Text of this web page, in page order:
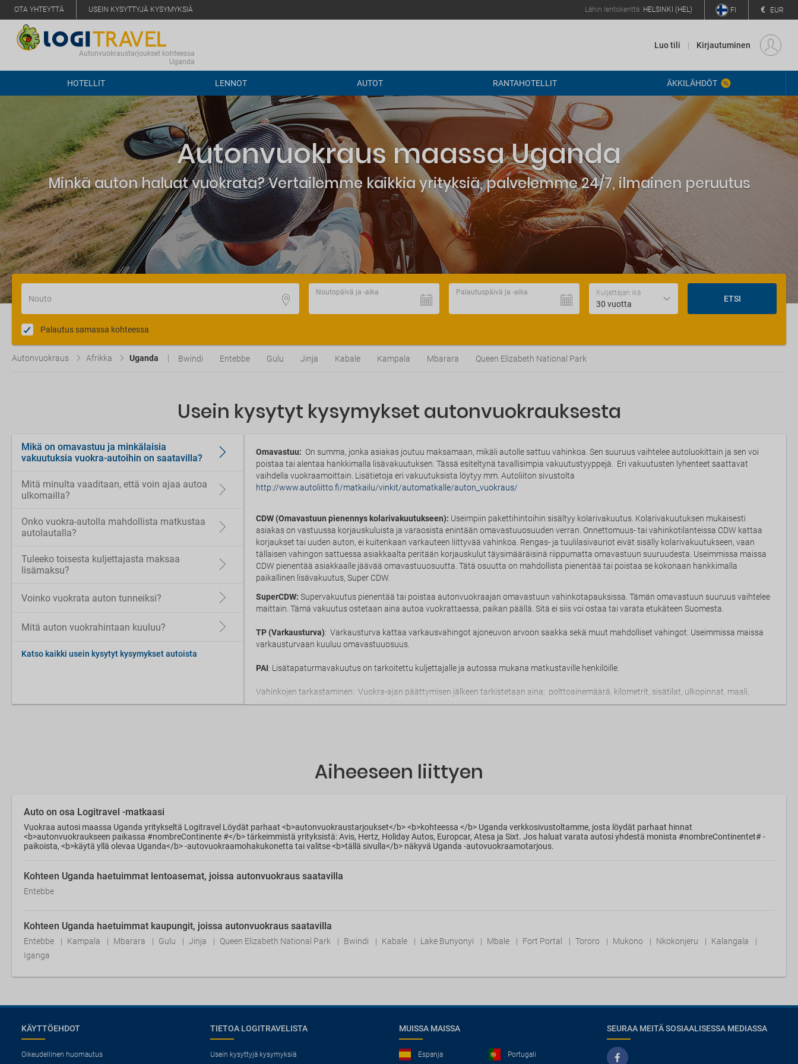
OTA YHTEYTTÄ USEIN KYSYTTYJÄ KYSYMYKSIÄ Lähin lentokenttä HELSINKI (HEL) FI € EUR
Autonvuokraustarjoukset kohteessa
Uganda
Luo tili Kirjautuminen
HOTELLIT LENNOT AUTOT RANTAHOTELLIT ÄKKILÄHDÖT
Autonvuokraus maassa Uganda
Minkä auton haluat vuokrata? Vertailemme kaikkia yrityksiä, palvelemme 24/7, ilmainen peruutus
Nouto
Noutopäivä ja -aika Palautuspäivä ja -aika Kuljettajan ikä
30 vuotta
ETSI
Palautus samassa kohteessa
Autonvuokraus Afrikka Uganda Bwindi Entebbe Gulu Jinja Kabale Kampala Mbarara Queen Elizabeth National Park
Usein kysytyt kysymykset autonvuokrauksesta
Mikä on omavastuu ja minkälaisia
vakuutuksia vuokra-autoihin on saatavilla?
Mitä minulta vaaditaan, että voin ajaa autoa
ulkomailla?
Onko vuokra-autolla mahdollista matkustaa
autolautalla?
Tuleeko toisesta kuljettajasta maksaa
lisämaksu?
Voinko vuokrata auton tunneiksi?
Mitä auton vuokrahintaan kuuluu?
Katso kaikki usein kysytyt kysymykset autoista
Omavastuu: On summa, jonka asiakas joutuu maksamaan, mikäli autolle sattuu vahinkoa. Sen suuruus vaihtelee autoluokittain ja sen voi
poistaa tai alentaa hankkimalla lisävakuutuksen. Tässä esiteltynä tavallisimpia vakuutustyyppejä. Eri vakuutusten lyhenteet saattavat
vaihdella vuokraamoittain. Lisätietoja eri vakuutuksista löytyy mm. Autoliiton sivustolta
http://www.autoliitto.fi/matkailu/vinkit/automatkalle/auton_vuokraus/
CDW (Omavastuun pienennys kolarivakuutukseen): Useimpiin pakettihintoihin sisältyy kolarivakuutus. Kolarivakuutuksen mukaisesti
asiakas on vastuussa korjauskuluista ja varaosista enintään omavastuuosuuden verran. Onnettomuus- tai vahinkotilanteissa CDW kattaa
korjaukset tai uuden auton, ei kuitenkaan varkauteen liittyvää vahinkoa. Rengas- ja tuulilasivauriot eivät sisälly kolarivakuutukseen, vaan
tällaisen vahingon sattuessa asiakkaalta peritään korjauskulut täysimääräisinä riippumatta omavastuun suuruudesta. Useimmissa maissa
CDW pienentää asiakkaalle jäävää omavastuuosuutta. Tätä osuutta on mahdollista pienentää tai poistaa se kokonaan hankkimalla
paikallinen lisävakuutus, Super CDW.
SuperCDW: Supervakuutus pienentää tai poistaa autonvuokraajan omavastuun vahinkotapauksissa. Tämän omavastuun suuruus vaihtelee
maittain. Tämä vakuutus ostetaan aina autoa vuokrattaessa, paikan päällä. Sitä ei siis voi ostaa tai varata etukäteen Suomesta.
TP (Varkausturva): Varkausturva kattaa varkausvahingot ajoneuvon arvoon saakka sekä muut mahdolliset vahingot. Useimmissa maissa
varkausturvaan kuuluu omavastuuosuus.
PAI: Lisätapaturmavakuutus on tarkoitettu kuljettajalle ja autossa mukana matkustaville henkilöille.
Vahinkojen tarkastaminen: Vuokra-ajan päättymisen jälkeen tarkistetaan aina; polttoainemäärä, kilometrit, sisätilat, ulkopinnat, maali,
varusteet jne., ja näin varmistutaan, ettei vahinkoja ole syntynyt.
Aiheeseen liittyen
Auto on osa Logitravel -matkaasi
Vuokraa autosi maassa Uganda yritykseltä Logitravel Löydät parhaat <b>autonvuokraustarjoukset</b> <b>kohteessa </b> Uganda verkkosivustoltamme, josta löydät parhaat hinnat
<b>autonvuokraukseen paikassa #nombreContinente #</b> tärkeimmistä yrityksistä: Avis, Hertz, Holiday Autos, Europcar, Atesa ja Sixt. Jos haluat varata autosi yhdestä monista #nombreContinentet# -
paikoista, <b>käytä yllä olevaa Uganda</b> -autovuokraamohakukonetta tai valitse <b>tällä sivulla</b> näkyvä Uganda -autovuokraamotarjous.
Kohteen Uganda haetuimmat lentoasemat, joissa autonvuokraus saatavilla
Entebbe
Kohteen Uganda haetuimmat kaupungit, joissa autonvuokraus saatavilla
Entebbe Kampala Mbarara Gulu Jinja Queen Elizabeth National Park Bwindi Kabale Lake Bunyonyi Mbale Fort Portal Tororo Mukono Nkokonjeru
Kalangala
Iganga
KÄYTTÖEHDOT
Oikeudellinen huomautus
TIETOA LOGITRAVELISTA
Usein kysyttyjä kysymyksiä
MUISSA MAISSA
Espanja Portugali
SEURAA MEITÄ SOSIAALISESSA MEDIASSA